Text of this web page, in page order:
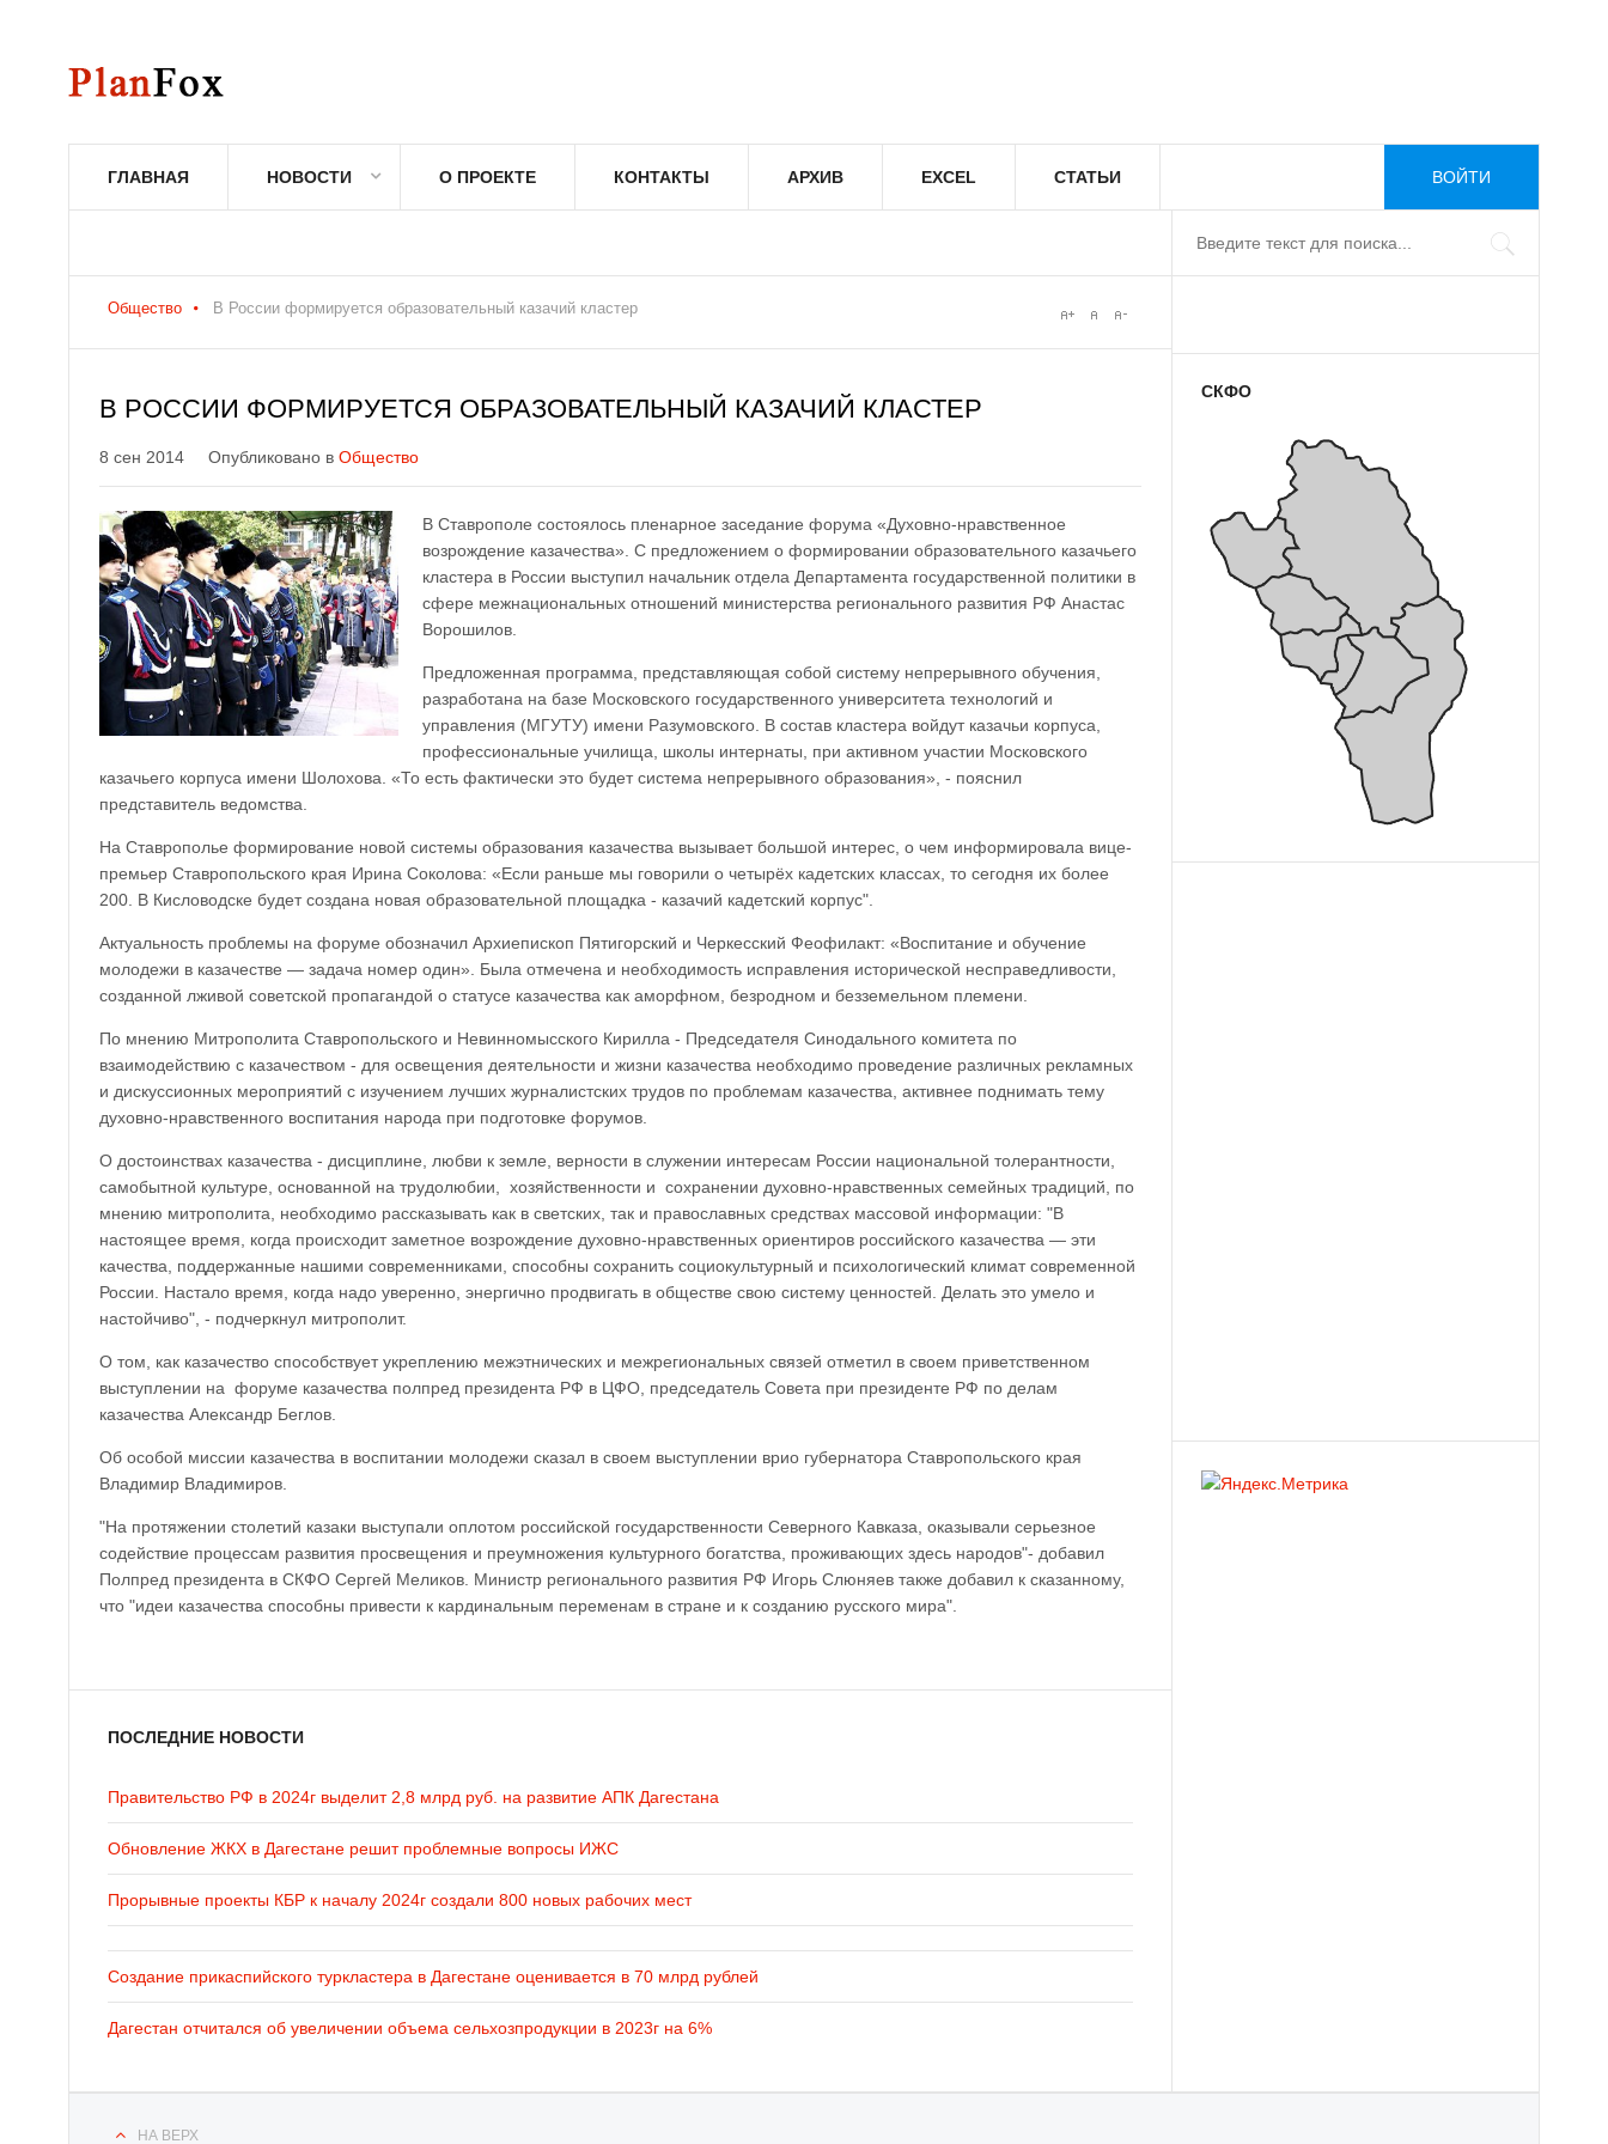
ГЛАВНАЯ НОВОСТИ О ПРОЕКТЕ КОНТАКТЫ АРХИВ EXCEL СТАТЬИ ВОЙТИ
Общество В России формируется образовательный казачий кластер
В РОССИИ ФОРМИРУЕТСЯ ОБРАЗОВАТЕЛЬНЫЙ КАЗАЧИЙ КЛАСТЕР
8 сен 2014 Опубликовано в Общество
В Ставрополе состоялось пленарное заседание форума «Духовно-нравственное
возрождение казачества». С предложением о формировании образовательного казачьего
кластера в России выступил начальник отдела Департамента государственной политики в
сфере межнациональных отношений министерства регионального развития РФ Анастас
Ворошилов.
Предложенная программа, представляющая собой систему непрерывного обучения,
разработана на базе Московского государственного университета технологий и
управления (МГУТУ) имени Разумовского. В состав кластера войдут казачьи корпуса,
профессиональные училища, школы интернаты, при активном участии Московского
казачьего корпуса имени Шолохова. «То есть фактически это будет система непрерывного образования», - пояснил
представитель ведомства.
На Ставрополье формирование новой системы образования казачества вызывает большой интерес, о чем информировала вице-
премьер Ставропольского края Ирина Соколова: «Если раньше мы говорили о четырёх кадетских классах, то сегодня их более
200. В Кисловодске будет создана новая образовательной площадка - казачий кадетский корпус".
Актуальность проблемы на форуме обозначил Архиепископ Пятигорский и Черкесский Феофилакт: «Воспитание и обучение
молодежи в казачестве — задача номер один». Была отмечена и необходимость исправления исторической несправедливости,
созданной лживой советской пропагандой о статусе казачества как аморфном, безродном и безземельном племени.
По мнению Митрополита Ставропольского и Невинномысского Кирилла - Председателя Синодального комитета по
взаимодействию с казачеством - для освещения деятельности и жизни казачества необходимо проведение различных рекламных
и дискуссионных мероприятий с изучением лучших журналистских трудов по проблемам казачества, активнее поднимать тему
духовно-нравственного воспитания народа при подготовке форумов.
О достоинствах казачества - дисциплине, любви к земле, верности в служении интересам России национальной толерантности,
самобытной культуре, основанной на трудолюбии, хозяйственности и сохранении духовно-нравственных семейных традиций, по
мнению митрополита, необходимо рассказывать как в светских, так и православных средствах массовой информации: "В
настоящее время, когда происходит заметное возрождение духовно-нравственных ориентиров российского казачества — эти
качества, поддержанные нашими современниками, способны сохранить социокультурный и психологический климат современной
России. Настало время, когда надо уверенно, энергично продвигать в обществе свою систему ценностей. Делать это умело и
настойчиво", - подчеркнул митрополит.
О том, как казачество способствует укреплению межэтнических и межрегиональных связей отметил в своем приветственном
выступлении на форуме казачества полпред президента РФ в ЦФО, председатель Совета при президенте РФ по делам
казачества Александр Беглов.
Об особой миссии казачества в воспитании молодежи сказал в своем выступлении врио губернатора Ставропольского края
Владимир Владимиров.
"На протяжении столетий казаки выступали оплотом российской государственности Северного Кавказа, оказывали серьезное
содействие процессам развития просвещения и преумножения культурного богатства, проживающих здесь народов"- добавил
Полпред президента в СКФО Сергей Меликов. Министр регионального развития РФ Игорь Слюняев также добавил к сказанному,
что "идеи казачества способны привести к кардинальным переменам в стране и к созданию русского мира".
ПОСЛЕДНИЕ НОВОСТИ
Правительство РФ в 2024г выделит 2,8 млрд руб. на развитие АПК Дагестана
Обновление ЖКХ в Дагестане решит проблемные вопросы ИЖС
Прорывные проекты КБР к началу 2024г создали 800 новых рабочих мест
Создание прикаспийского туркластера в Дагестане оценивается в 70 млрд рублей
Дагестан отчитался об увеличении объема сельхозпродукции в 2023г на 6%
СКФО
НА ВЕРХ